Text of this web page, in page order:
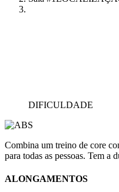
DIFICULDADE
Combina um treino de core
para todas as pessoas. Tem a
ALONGAMENTOS